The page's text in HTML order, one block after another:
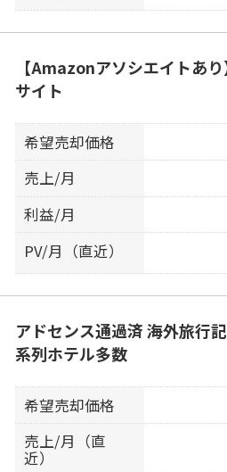
【Amazonアソシエイトあ
サイト
希望売却価格
売上/月
利益/月
PV/月（直近）
アドセンス通過済 海外旅行
系列ホテル多数
希望売却価格
売上/月（直
近）